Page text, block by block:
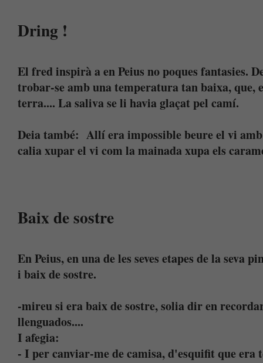
Dring !
El fred inspirà a en Peius no poques fantasies.
trobar-se amb una temperatura tan baixa, que,
terra.... La saliva se li havia glaçat pel camí.
Deia també: Allí era impossible beure el vi
calia xupar el vi com la mainada xupa els
Baix de sostre
En Peius, en una de les seves etapes de la
i baix de sostre.
-mireu si era baix de sostre, solia dir en
llenguados....
I afegia:
- I per canviar-me de camisa, d'esquifit que